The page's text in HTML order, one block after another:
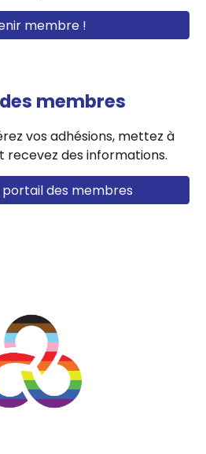
membre !
membres
z vosadhésions, mettez à
recevez des informations.
des membres